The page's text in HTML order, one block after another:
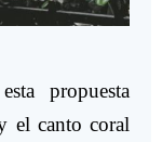
propuesta
el canto coral